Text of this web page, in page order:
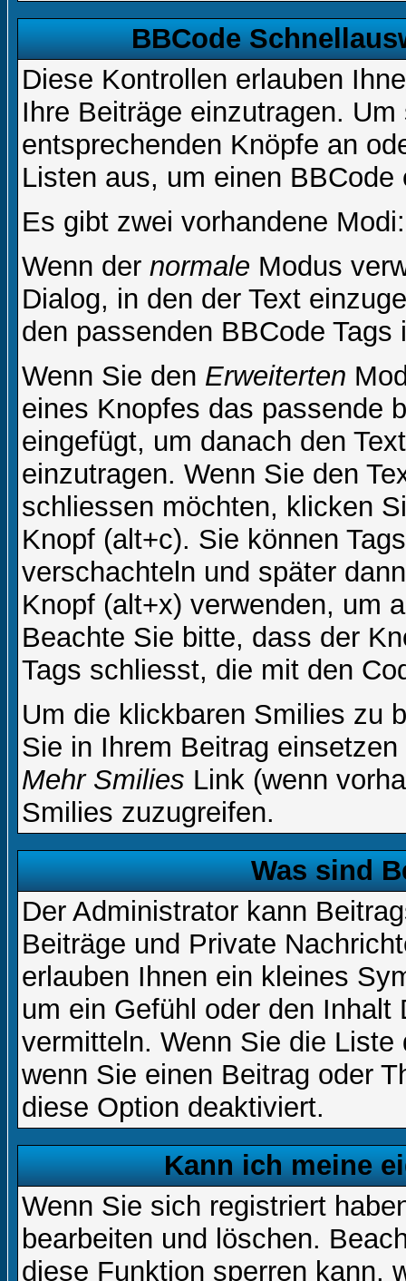
BBCode
Diese Kontrollen erlauben
Ihre Beiträge einzutragen.
entsprechenden Knöpfe an
Listen aus, um einen BBCode
Es gibt zwei vorhandene
Wenn der normale Modus
Dialog, in den der Text
den passenden BBCode
Wenn Sie den Erweiterten
eines Knopfes das passende
eingefügt, um danach den
einzutragen. Wenn Sie den
schliessen möchten, klicken
Knopf (alt+c). Sie können
verschachteln und später
Knopf (alt+x) verwenden, um
Beachte Sie bitte, dass der
Tags schliesst, die mit den
Um die klickbaren Smilies zu
Sie in Ihrem Beitrag
Mehr Smilies Link (wenn
Smilies zuzugreifen.
Was sind
Der Administrator kann
Beiträge und Private
erlauben Ihnen ein kleines
um ein Gefühl oder den
vermitteln. Wenn Sie die
wenn Sie einen Beitrag oder
diese Option deaktiviert.
Kann ich meine
Wenn Sie sich registriert
bearbeiten und löschen.
diese Funktion sperren kann,